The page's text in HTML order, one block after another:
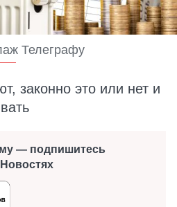
Телеграфу
законно это или нет и
— подпишитесь